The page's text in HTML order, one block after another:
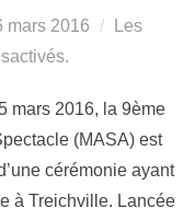
mars 2016
Les
mars 2016, la 9ème
(MASA) est
cérémonie ayant
à Treichville. Lancée